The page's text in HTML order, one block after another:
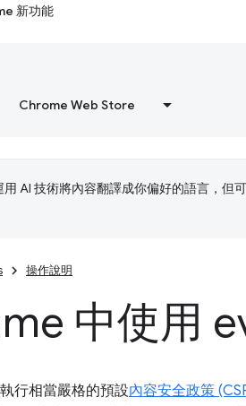
新功能
Chrome Web Store
AI 技術將內容翻譯成你偏好的語言，但
操作說明
中使用
行相當嚴格的預設內容安全政策